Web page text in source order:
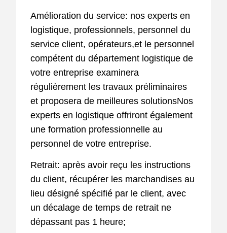
Amélioration du service: nos experts en
logistique, professionnels, personnel du
service client, opérateurs,et le personnel
compétent du département logistique de
votre entreprise examinera
régulièrement les travaux préliminaires
et proposera de meilleures solutionsNos
experts en logistique offriront également
une formation professionnelle au
personnel de votre entreprise.
Retrait: après avoir reçu les instructions
du client, récupérer les marchandises au
lieu désigné spécifié par le client, avec
un décalage de temps de retrait ne
dépassant pas 1 heure;